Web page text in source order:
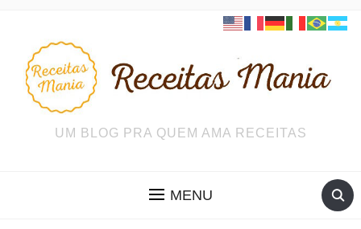
UM BLOG PRA QUEM AMA RECEITAS
MENU